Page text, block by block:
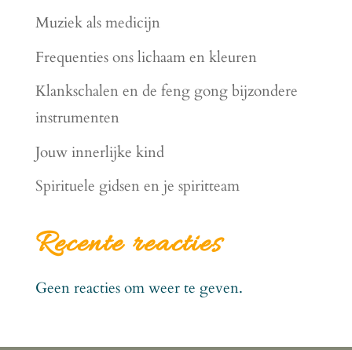
Muziek als medicijn
Frequenties ons lichaam en kleuren
Klankschalen en de feng gong bijzondere
instrumenten
Jouw innerlijke kind
Spirituele gidsen en je spiritteam
Recente reacties
Geen reacties om weer te geven.